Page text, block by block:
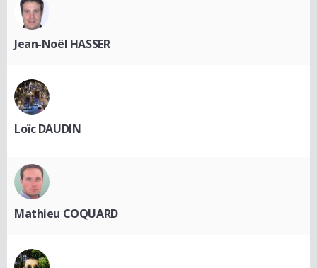
Jean-Noël HASSER
Loïc DAUDIN
Mathieu COQUARD